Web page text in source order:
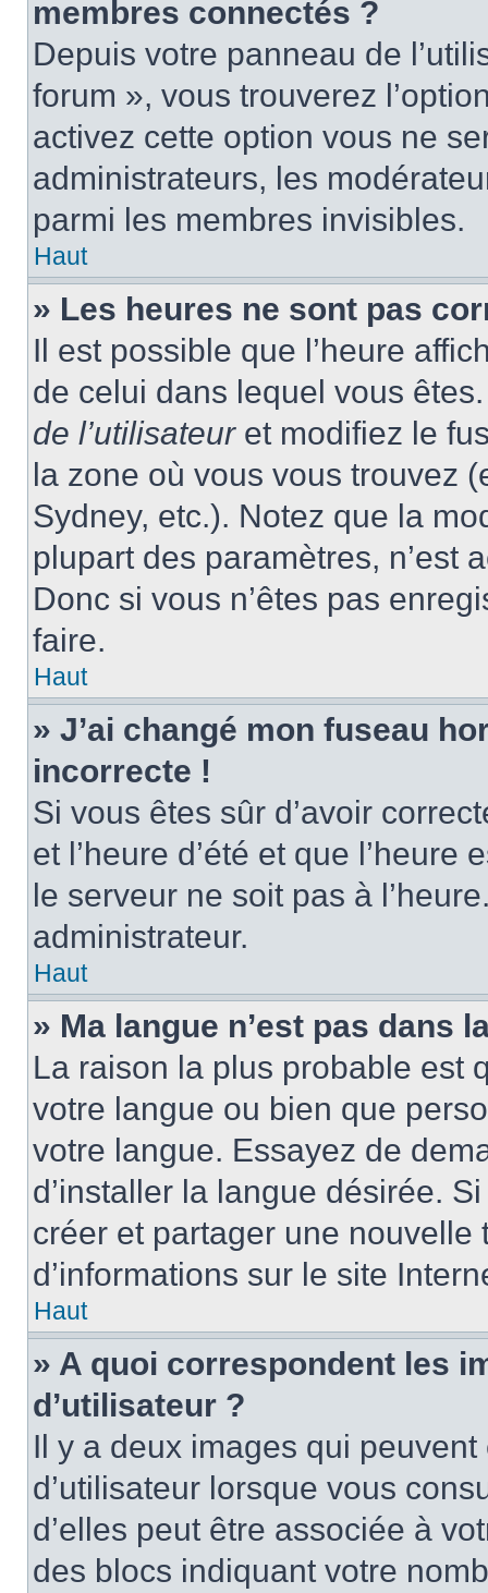
membres connectés ?
Depuis votre panneau de
forum », vous trouverez
activez cette option vous ne
administrateurs, les
parmi les membres invisibles.
Haut
» Les heures ne sont pas
Il est possible que l’heure
de celui dans lequel vous
de l’utilisateuret modifiez le
la zone où vous vous trouvez
Sydney, etc.). Notez que la
plupart des paramètres, n’est
Donc si vous n’êtes pas
faire.
Haut
» J’ai changé mon fuseau
incorrecte !
Si vous êtes sûr d’avoir
et l’heure d’été et que
le serveur ne soit pas à
administrateur.
Haut
» Ma langue n’est pas dans
La raison la plus probable est
votre langue ou bien que
votre langue. Essayez de
d’installer la langue désirée.
créer et partager une
d’informations sur le site
Haut
» A quoi correspondent les
d’utilisateur ?
Il y a deux images qui
d’utilisateur lorsque vous
d’elles peut être associée à
des blocs indiquant votre